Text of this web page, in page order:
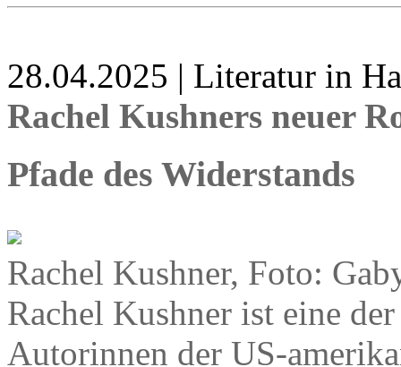
28.04.2025 | Literatur in
Rachel Kushners neuer
Pfade des Widerstands
Rachel Kushner, Foto:
Rachel Kushner ist eine
Autorinnen der US-